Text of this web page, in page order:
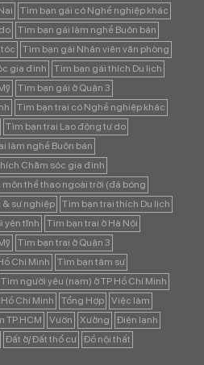
Tìm bạn gái có Nghề nghiệp khác
Tìm bạn gái làm nghề Buôn bán
Tìm bạn gái Nhân viên văn phòng
gia đình
Tìm bạn gái thích Du lịch
Tìm bạn gái ở Quận 3
Tìm bạn trai có Nghề nghiệp khác
Tìm bạn trai Lao động tự do
làm nghề Buôn bán
Chăm sóc gia đình
thể thao ngoài trời (đá bóng
sự nghiệp
Tìm bạn trai thích Du lịch
yên tĩnh
Tìm bạn trai ở Hà Nội
Tìm bạn trai ở Quận 3
Chí Minh
Tìm bạn tâm sự
Tìm người yêu (nam) ở TP Hồ Chí Minh
Chí Minh
Tổng Hợp
Việc làm
TP.HCM Vườn Xưởng
Điện lạnh
Đất ở/ Đất thổ cư Đồ nội thất